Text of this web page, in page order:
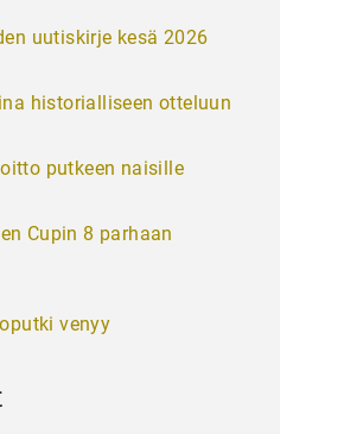
uutiskirje kesä 2026
historialliseen otteluun
putkeen naisille
Cupin 8 parhaan
venyy